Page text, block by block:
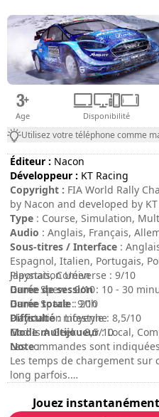
Age Disponibilité
Utilisez votre téléphone comme
Éditeur : Nacon
Développeur : KT Racing
Copyright : FIA World Rally
by Nacon and developed by
the FIA World Rally
Promoter GmbH and the
l'Automobile. Manufacturers,
associated imagery featured
and/or copyrighted materials
rights reserved. Warning: This
life. Be cautious, do not imitate
shown in this game when you
Remember: drive safely!
Type : Course, Simulation,
Audio : Anglais, Français,
Sous-titres / Interface :
Espagnol, Italien, Portugais,
Japonais, Coréen
Durée de session: 10 - 30
Durée totale: 20h
Difficulté: moyenne
Mode multijoueur: Local,
Note:
Playstation Universe : 9/10
Game Spew : 9/10
Game Space : 9/10
Playstation Lifestyle : 8,5/10
God Is A Geek : 8,5/10
Les commandes sont
Les temps de chargement sur
long parfois.
moment.
Jouez